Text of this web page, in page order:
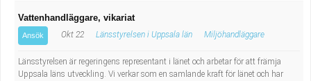
Vattenhandläggare, vikariat
Ansök Okt 22 Länsstyrelsen i Uppsala län Miljöhandläggare
Länsstyrelsen är regeringens representant i länet och arbetar för att främja
Uppsala läns utveckling. Vi verkar som en samlande kraft för länet och har